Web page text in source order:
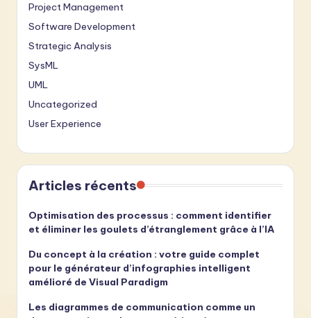
Project Management
Software Development
Strategic Analysis
SysML
UML
Uncategorized
User Experience
Articles récents
Optimisation des processus : comment identifier
et éliminer les goulets d’étranglement grâce à l’IA
Du concept à la création : votre guide complet
pour le générateur d’infographies intelligent
amélioré de Visual Paradigm
Les diagrammes de communication comme un